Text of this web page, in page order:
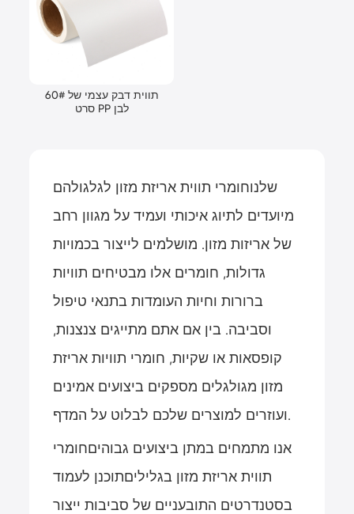
60# תווית דבק עצמי של
סרט PP לבן
שלנוחומרי תווית אריזת מזון לגלגולהם
מיועדים לתיוג איכותי ועמיד על מגוון רחב
של אריזות מזון. מושלמים לייצור בכמויות
גדולות, חומרים אלו מבטיחים תוויות
ברורות וחיות העומדות בתנאי טיפול
וסביבה. בין אם אתם מתייגים צנצנות,
קופסאות או שקיות, חומרי תוויות אריזת
מזון מגולגלים מספקים ביצועים אמינים
ועוזרים למוצרים שלכם לבלוט על המדף.
אנו מתמחים במתן ביצועים גבוהיםחומרי
תווית אריזת מזון בגליליםתוכנן לעמוד
בסטנדרטים התובעניים של סביבות ייצור